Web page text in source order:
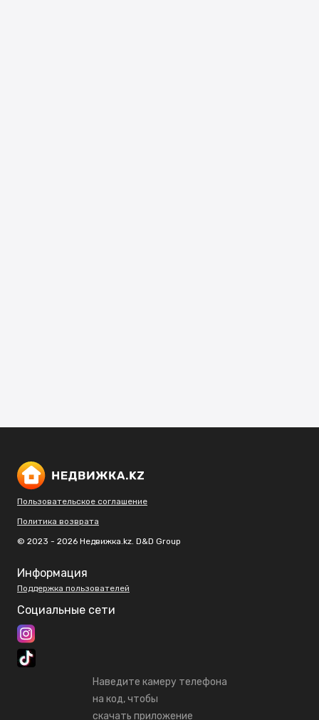
Пользовательское соглашение
Политика возврата
© 2023 - 2026 Недвижка.kz. D&D Group
Информация
Поддержка пользователей
Социальные сети
Наведите камеру телефона
на код, чтобы
скачать приложение